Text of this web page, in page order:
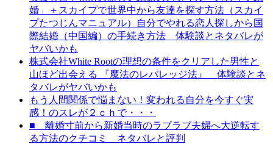
婚」＋スカイプで世界中から友達を探す方法（スカイ
プたつじんマニュアル）自分でやれる恋人探しから国
際結婚（中国編）の手続き方法 体験談とネタバレが
ヤバいかも
株式会社White Rootの理想の条件をクリアした男性と
山ほど出会える 『魔法のレバレッジ法』 体験談とネ
タバレがヤバいかも
もう人間関係で悩まない！変われる自分を今すぐ実
感！のスレが２ｃｈで・・・
■ 離婚寸前から新婚当時のラブラブ夫婦へ大逆転す
る方法のクチコミ ネタバレと評判